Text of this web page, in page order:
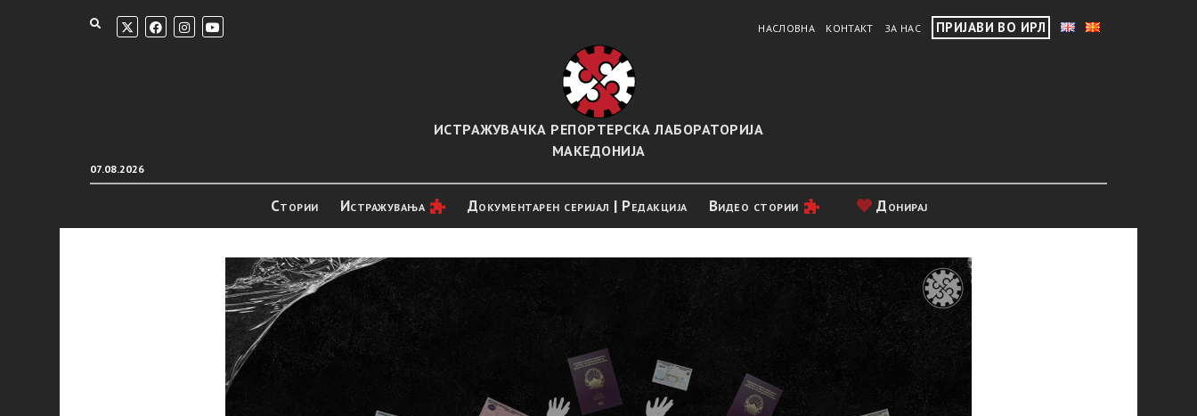
НАСЛОВНА КОНТАКТ ЗА НАС ПРИЈАВИ ВО ИРЛ
07.08.2026
ИСТРАЖУВАЧКА РЕПОРТЕРСКА ЛАБОРАТОРИЈА
МАКЕДОНИЈА
Стории Истражувањa Документарен серијал | Редакција Видео стории Донирај